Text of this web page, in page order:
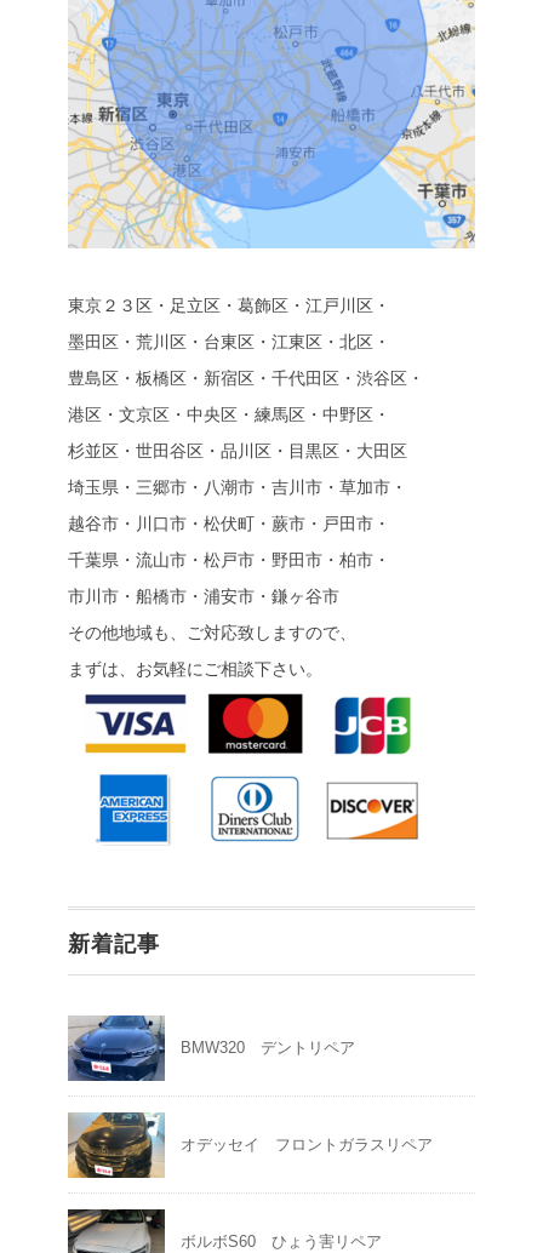
東京２３区・足立区・葛飾区・江戸川区・
墨田区・荒川区・台東区・江東区・北区・
豊島区・板橋区・新宿区・千代田区・渋谷区・
港区・文京区・中央区・練馬区・中野区・
杉並区・世田谷区・品川区・目黒区・大田区
埼玉県・三郷市・八潮市・吉川市・草加市・
越谷市・川口市・松伏町・蕨市・戸田市・
千葉県・流山市・松戸市・野田市・柏市・
市川市・船橋市・浦安市・鎌ヶ谷市
その他地域も、ご対応致しますので、
まずは、お気軽にご相談下さい。
新着記事
BMW320 デントリペア
オデッセイ フロントガラスリペア
ボルボS60 ひょう害リペア